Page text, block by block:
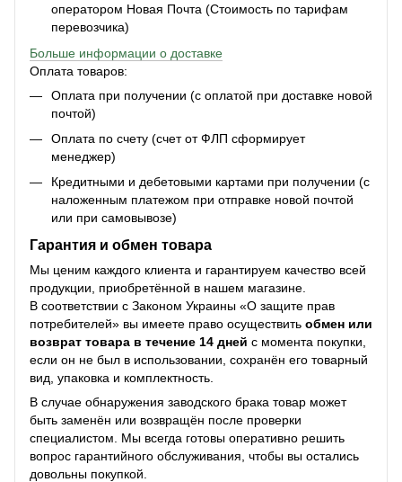
оператором Новая Почта (Стоимость по тарифам
перевозчика)
Больше информации о доставке
Оплата товаров:
Оплата при получении (с оплатой при доставке новой
почтой)
Оплата по счету (счет от ФЛП сформирует
менеджер)
Кредитными и дебетовыми картами при получении (с
наложенным платежом при отправке новой почтой
или при самовывозе)
Гарантия и обмен товара
Мы ценим каждого клиента и гарантируем качество всей
продукции, приобретённой в нашем магазине.
В соответствии с Законом Украины «О защите прав
потребителей» вы имеете право осуществить обмен или
возврат товара в течение 14 дней с момента покупки,
если он не был в использовании, сохранён его товарный
вид, упаковка и комплектность.
В случае обнаружения заводского брака товар может
быть заменён или возвращён после проверки
специалистом. Мы всегда готовы оперативно решить
вопрос гарантийного обслуживания, чтобы вы остались
довольны покупкой.